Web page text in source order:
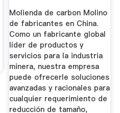
ChinaTrituradoras
Molienda de carbon Molino
de fabricantes en China.
Como un fabricante global
líder de productos y
servicios para la industria
minera, nuestra empresa
puede ofrecerle soluciones
avanzadas y racionales para
cualquier requerimiento de
reducción de tamaño,